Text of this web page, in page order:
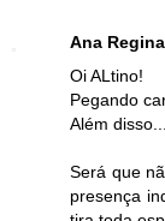
Ana Regina
Oi ALtino!
Pegando
Além
Será que
presença